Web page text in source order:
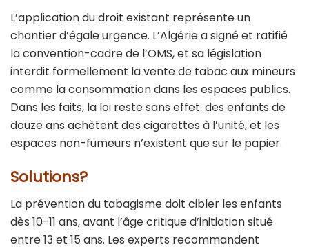
L’application du droit existant représente un
chantier d’égale urgence. L’Algérie a signé et ratifié
la convention-cadre de l’OMS, et sa législation
interdit formellement la vente de tabac aux mineurs
comme la consommation dans les espaces publics.
Dans les faits, la loi reste sans effet: des enfants de
douze ans achètent des cigarettes à l’unité, et les
espaces non-fumeurs n’existent que sur le papier.
Solutions?
La prévention du tabagisme doit cibler les enfants
dès 10-11 ans, avant l’âge critique d’initiation situé
entre 13 et 15 ans. Les experts recommandent